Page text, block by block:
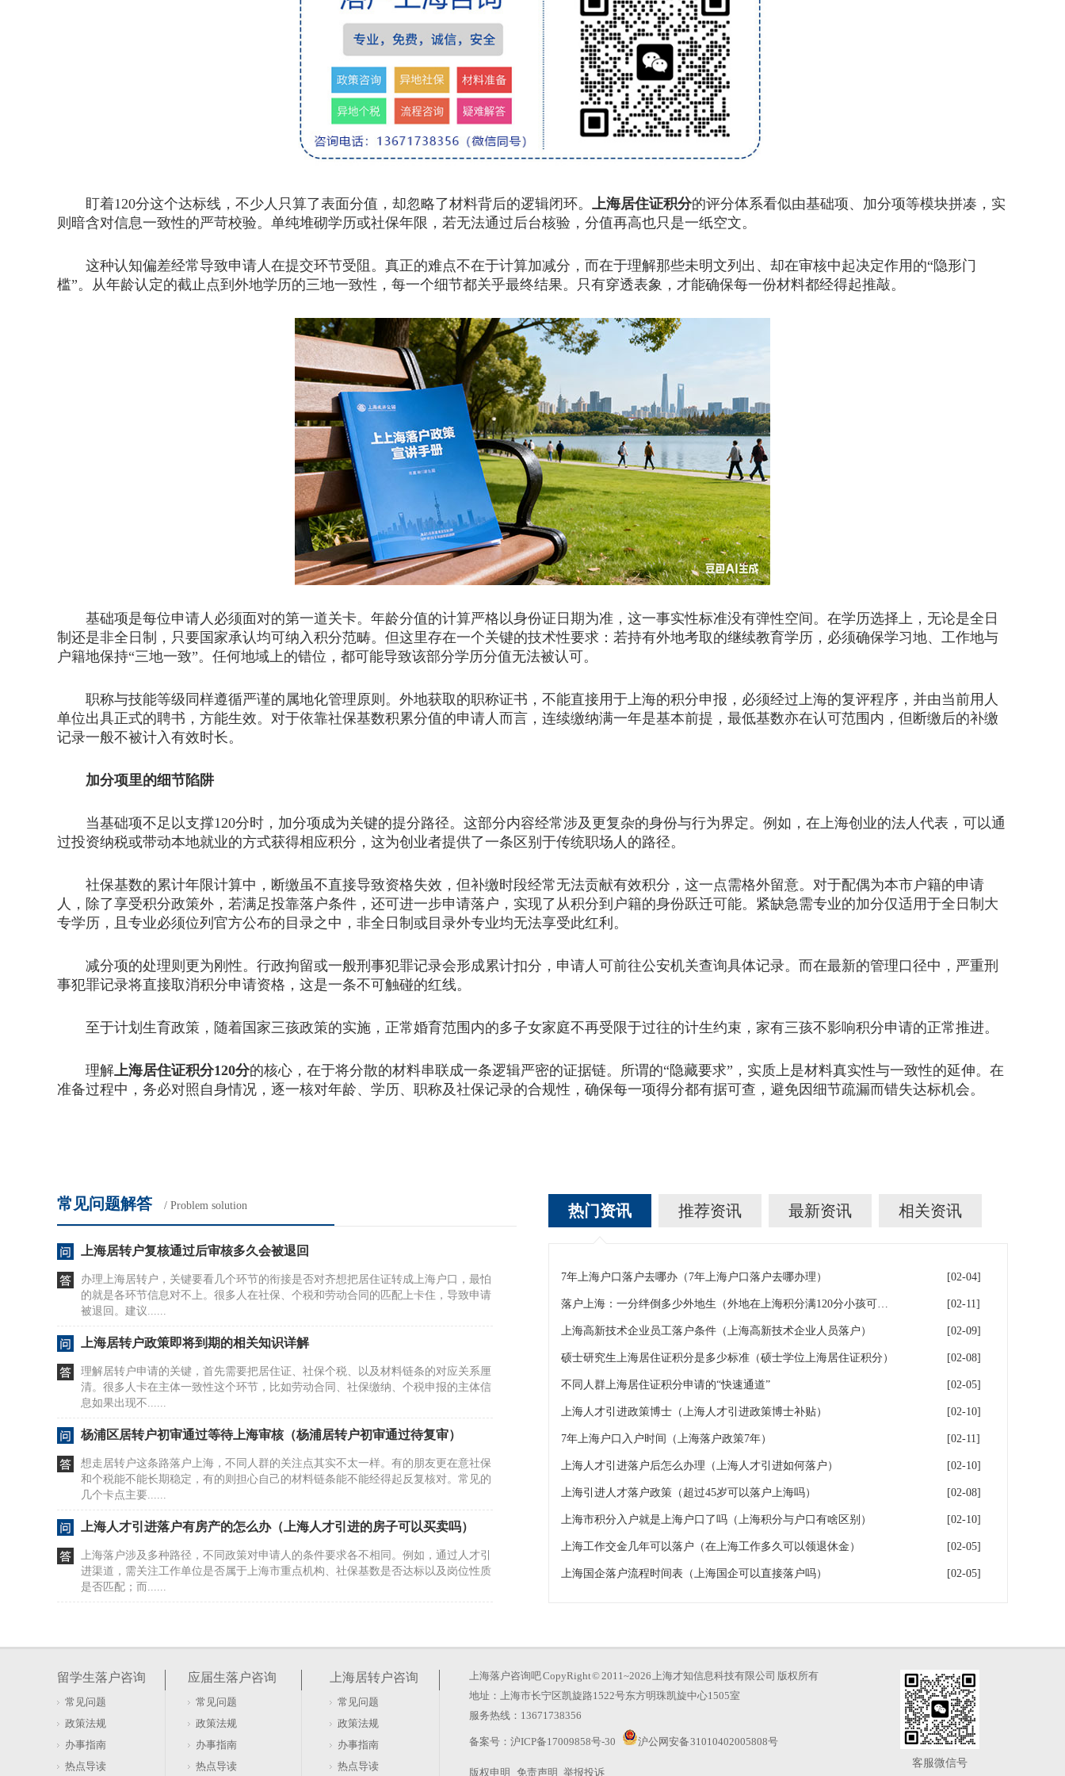
盯着120分这个达标线，不少人只算了表面分值，却忽略了材料背后的逻辑闭环。 上海居住证积分的评分体系看似由基础项、加分项等模块拼凑，实
则暗含对信息一致性的严苛校验。单纯堆砌学历或社保年限，若无法通过后台核验，分值再高也只是一纸空文。
这种认知偏差经常导致申请人在提交环节受阻。真正的难点不在于计算加减分，而在于理解那些未明文列出、却在审核中起决定作用的“隐形门
槛”。从年龄认定的截止点到外地学历的三地一致性，每一个细节都关乎最终结果。只有穿透表象，才能确保每一份材料都经得起推敲。
基础项是每位申请人必须面对的第一道关卡。年龄分值的计算严格以身份证日期为准，这一事实性标准没有弹性空间。在学历选择上，无论是全日
制还是非全日制，只要国家承认均可纳入积分范畴。但这里存在一个关键的技术性要求：若持有外地考取的继续教育学历，必须确保学习地、工作地与
户籍地保持“三地一致”。任何地域上的错位，都可能导致该部分学历分值无法被认可。
职称与技能等级同样遵循严谨的属地化管理原则。外地获取的职称证书，不能直接用于上海的积分申报，必须经过上海的复评程序，并由当前用人
单位出具正式的聘书，方能生效。对于依靠社保基数积累分值的申请人而言，连续缴纳满一年是基本前提，最低基数亦在认可范围内，但断缴后的补缴
记录一般不被计入有效时长。
加分项里的细节陷阱
当基础项不足以支撑120分时，加分项成为关键的提分路径。这部分内容经常涉及更复杂的身份与行为界定。例如，在上海创业的法人代表，可以通
过投资纳税或带动本地就业的方式获得相应积分，这为创业者提供了一条区别于传统职场人的路径。
社保基数的累计年限计算中，断缴虽不直接导致资格失效，但补缴时段经常无法贡献有效积分，这一点需格外留意。对于配偶为本市户籍的申请
人，除了享受积分政策外，若满足投靠落户条件，还可进一步申请落户，实现了从积分到户籍的身份跃迁可能。紧缺急需专业的加分仅适用于全日制大
专学历，且专业必须位列官方公布的目录之中，非全日制或目录外专业均无法享受此红利。
减分项的处理则更为刚性。行政拘留或一般刑事犯罪记录会形成累计扣分，申请人可前往公安机关查询具体记录。而在最新的管理口径中，严重刑
事犯罪记录将直接取消积分申请资格，这是一条不可触碰的红线。
至于计划生育政策，随着国家三孩政策的实施，正常婚育范围内的多子女家庭不再受限于过往的计生约束，家有三孩不影响积分申请的正常推进。
理解上海居住证积分120分的核心，在于将分散的材料串联成一条逻辑严密的证据链。所谓的“隐藏要求”，实质上是材料真实性与一致性的延伸。在
准备过程中，务必对照自身情况，逐一核对年龄、学历、职称及社保记录的合规性，确保每一项得分都有据可查，避免因细节疏漏而错失达标机会。
常见问题解答 / Problem solution
上海居转户复核通过后审核多久会被退回
办理上海居转户，关键要看几个环节的衔接是否对齐想把居住证转成上海户口，最怕
的就是各环节信息对不上。很多人在社保、个税和劳动合同的匹配上卡住，导致申请
被退回。建议......
上海居转户政策即将到期的相关知识详解
理解居转户申请的关键，首先需要把居住证、社保个税、以及材料链条的对应关系厘
清。很多人卡在主体一致性这个环节，比如劳动合同、社保缴纳、个税申报的主体信
息如果出现不......
杨浦区居转户初审通过等待上海审核（杨浦居转户初审通过待复审）
想走居转户这条路落户上海，不同人群的关注点其实不太一样。有的朋友更在意社保
和个税能不能长期稳定，有的则担心自己的材料链条能不能经得起反复核对。常见的
几个卡点主要......
上海人才引进落户有房产的怎么办（上海人才引进的房子可以买卖吗）
上海落户涉及多种路径，不同政策对申请人的条件要求各不相同。例如，通过人才引
进渠道，需关注工作单位是否属于上海市重点机构、社保基数是否达标以及岗位性质
是否匹配；而......
上海居住证转户籍办理的几个核心核对方向办理流程的时长受多个环节影响，关键取
匹配关系而导......
上海公务员落户孩子随迁（上海公务员落户子女随迁）
上海落户政策体系复杂，包含留学生落户、应届生直接落户、7年居转户、人才引
不相同。你的......
热门资讯 推荐资讯 最新资讯 相关资讯
7年上海户口落户去哪办（7年上海户口落户去哪办理） [02-04]
落户上海：一分绊倒多少外地生（外地在上海积分满120分小孩可以考上海大学吗） [02-11]
上海高新技术企业员工落户条件（上海高新技术企业人员落户） [02-09]
硕士研究生上海居住证积分是多少标准（硕士学位上海居住证积分） [02-08]
不同人群上海居住证积分申请的“快速通道” [02-05]
上海人才引进政策博士（上海人才引进政策博士补贴） [02-10]
7年上海户口入户时间（上海落户政策7年） [02-11]
上海人才引进落户后怎么办理（上海人才引进如何落户） [02-10]
上海引进人才落户政策（超过45岁可以落户上海吗） [02-08]
上海市积分入户就是上海户口了吗（上海积分与户口有啥区别） [02-10]
上海工作交金几年可以落户（在上海工作多久可以领退休金） [02-05]
上海国企落户流程时间表（上海国企可以直接落户吗） [02-05]
留学生落户咨询
常见问题
政策法规
办事指南
热点导读
应届生落户咨询
常见问题
政策法规
办事指南
热点导读
上海居转户咨询
常见问题
政策法规
办事指南
热点导读
上海落户咨询吧CopyRight © 2011~2026 上海才知信息科技有限公司 版权所有
地址：上海市长宁区凯旋路1522号东方明珠凯旋中心1505室
服务热线：13671738356
备案号： 沪ICP备17009858号-30 沪公网安备 31010402005808号
版权申明 免责声明 举报投诉
客服微信号